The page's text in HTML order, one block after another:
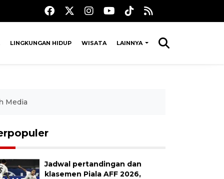
LINGKUNGAN HIDUP WISATA LAINNYA
Media
Jadwal pertandingan dan
klasemen Piala AFF 2026,